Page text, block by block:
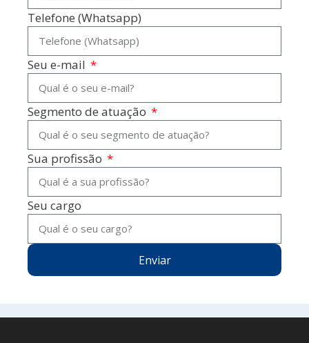
Telefone (Whatsapp)
Seu e-mail
Segmento de atuação
Sua profissão
Seu cargo
Enviar